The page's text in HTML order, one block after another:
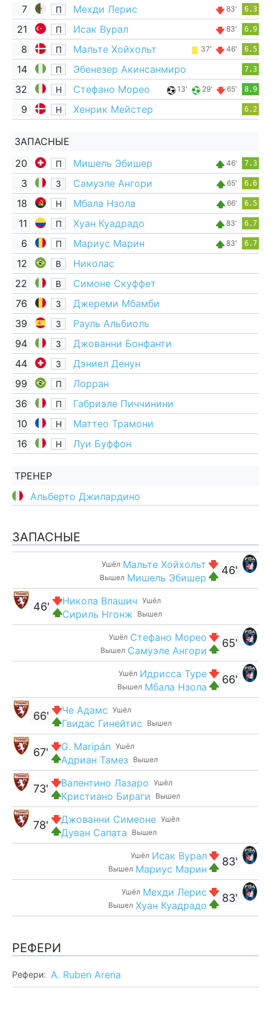
7 П Мехди Лерис 83' 6.3
21 П Исак Вурал 83' 6.9
8 П Мальте Хойхольт 37' 46' 6.5
14 П Эбенезер Акинсанмиро 7.3
32 Н Стефано Морео 13' 29' 65' 8.9
9 Н Хенрик Мейстер 6.2
ЗАПАСНЫЕ
20
П Мишель Эбишер 46' 7.3
3 З Самуэле Ангори 65' 6.6
18 Н Мбала Нзола 66' 6.5
11 П Хуан Куадрадо 83' 6.7
6 П Мариус Марин 83' 6.7
12 В
Николас
22
В
Симоне Скуффет
76
З
Джереми Мбамби
39
З
Рауль Альбиоль
94
З
Джованни Бонфанти
44
З
Дэниел Денун
99
П
Лорран
36
П
Габриэле Пиччинини
10
Н
Маттео Трамони
16
Н Луи Буффон
ТРЕНЕР
Альберто Джилардино
ЗАПАСНЫЕ
46'
Ушёл Мальте Хойхольт
Вышел Мишель Эбишер
Ушёл
Никола Влашич
Вышел
Сириль Нгонж
46'
65'
Ушёл Стефано Морео
Вышел Самуэле Ангори
66'
Ушёл Идрисса Туре
Вышел Мбала Нзола
Ушёл
Че Адамс
Вышел
Гвидас Гинейтис
66'
Ушёл
G. Maripán
Вышел
Адриан Тамез
67'
Ушёл
Валентино Лазаро
Вышел
Кристиано Бираги
73'
Ушёл
Джованни Симеоне
Вышел
Дуван Сапата
78'
83'
Ушёл Исак Вурал
Вышел Мариус Марин
83'
Ушёл Мехди Лерис
Вышел Хуан Куадрадо
РЕФЕРИ
Рефери: A. Ruben Arena